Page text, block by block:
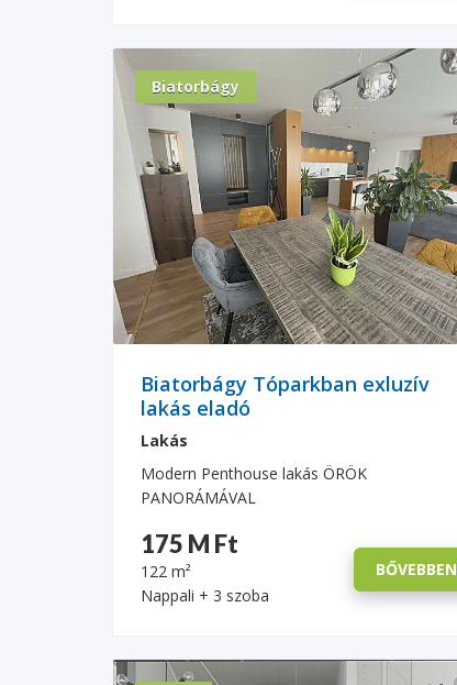
Biatorbágy
Biatorbágy Tóparkban exluzív
lakás eladó
Lakás
Modern Penthouse lakás ÖRÖK
PANORÁMÁVAL
175 M Ft
122 m²
Nappali + 3 szoba
BŐVEBBEN